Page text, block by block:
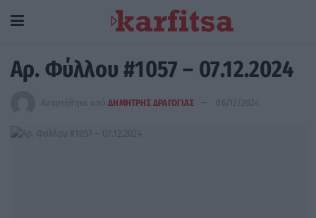
Αρ. Φύλλου #1057 – 07.12.2024
Αναρτήθηκε από ΔΗΜΗΤΡΗΣ ΔΡΑΓΩΓΙΑΣ 06/12/2024